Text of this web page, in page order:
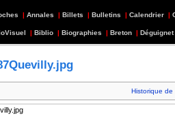
| Annales | Billets | Bulletins | Calendrier |
| Biblio | Biographies | Breton | Déguignet
Historique de